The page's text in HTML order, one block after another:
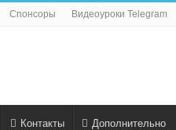
Спонсоры Видеоуроки Telegram
Контакты Дополнительно